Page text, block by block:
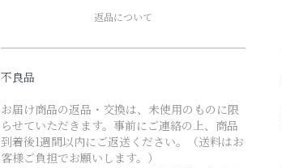
返品について
不良品
お届け商品の返品・交換は、未使用のものに限
らせていただきます。事前にご連絡の上、商品
到着後1週間以内にご返送ください。（送料はお
客様ご負担でお願いします。）